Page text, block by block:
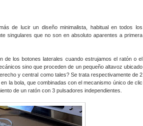
de lucir un diseño minimalista, habitual en todos los
singulares que no son en absoluto aparentes a primera
de los botones laterales cuando estrujamos el ratón o el
sino que proceden de un pequeño altavoz ubicado
y central como tales? Se trata respectivamente de 2
la bola, que combinadas con el mecanismo único de clic
de un ratón con 3 pulsadores independientes.